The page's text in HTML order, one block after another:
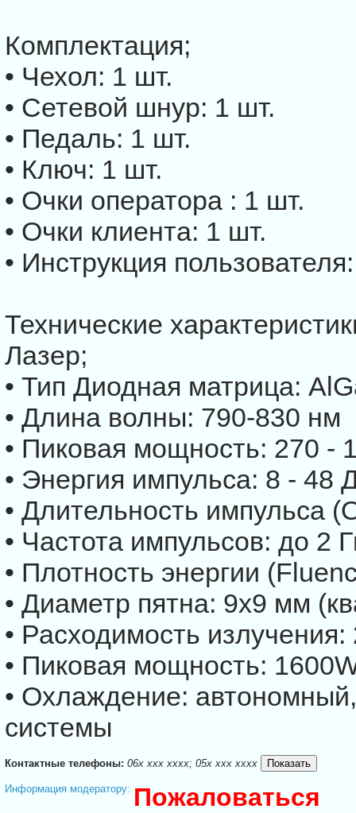
Комплектация;
• Чехол: 1 шт.
• Сетевой шнур: 1 шт.
• Педаль: 1 шт.
• Ключ: 1 шт.
• Очки оператора : 1 шт.
• Очки клиента: 1 шт.
• Инструкция
Технические
Лазер;
• Тип Диодная матрица:
• Длина волны: 790-830 нм
• Пиковая мощность: 270 -
• Энергия импульса: 8 - 48
• Длительность импульса
• Частота импульсов: до 2
• Плотность энергии
• Диаметр пятна: 9х9 мм
• Расходимость
• Пиковая мощность:
• Охлаждение:
системы
Контактные телефоны: 06x xxx xxxx; 05x xxx xxxx
Информация модератору: Пожаловаться